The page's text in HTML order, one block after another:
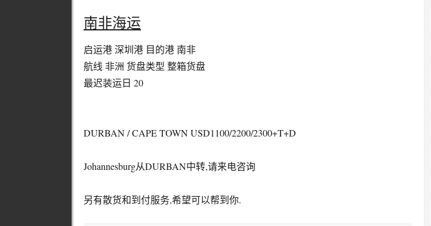
南非海运
启运港 深圳港 目的港 南非
航线 非洲 货盘类型 整箱货盘
最迟装运日 20
DURBAN / CAPE TOWN USD1100/2200/2300+T+D
Johannesburg从DURBAN中转,请来电咨询
另有散货和到付服务,希望可以帮到你.